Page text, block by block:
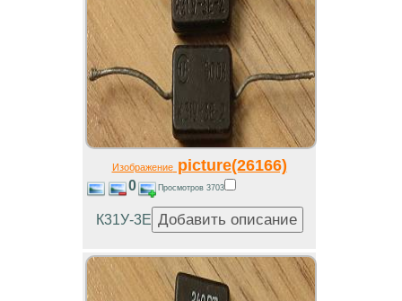
Изображениеpicture(26166)
0 Просмотров 3703
К31У-3Е